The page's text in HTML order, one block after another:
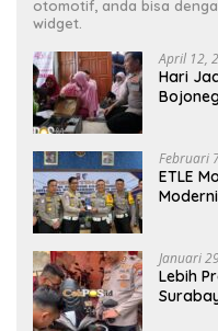
otomotif, anda bisa
widget.
April 12,
Hari
Februari
ETLE
Januari
Lebih